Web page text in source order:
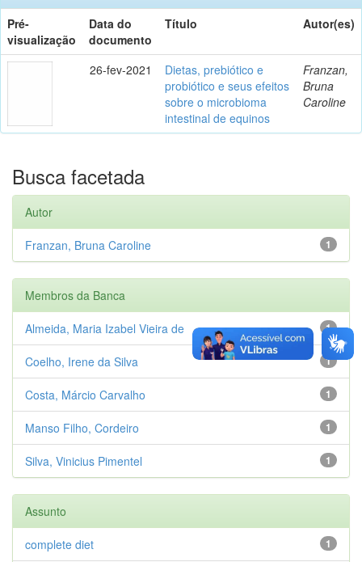
Pré-
visualização
Data do
documento
Título Autor(es)
26-fev-2021
Dietas, prebiótico e
probiótico e seus efeitos
sobre o microbioma
intestinal de equinos
Franzan,
Bruna
Caroline
Busca facetada
Autor
1
Franzan, Bruna Caroline
Membros da Banca
1
Almeida, Maria Izabel Vieira de
1
Coelho, Irene da Silva
1
Costa, Márcio Carvalho
1
Manso Filho, Cordeiro
1
Silva, Vinicius Pimentel
Assunto
1
complete diet